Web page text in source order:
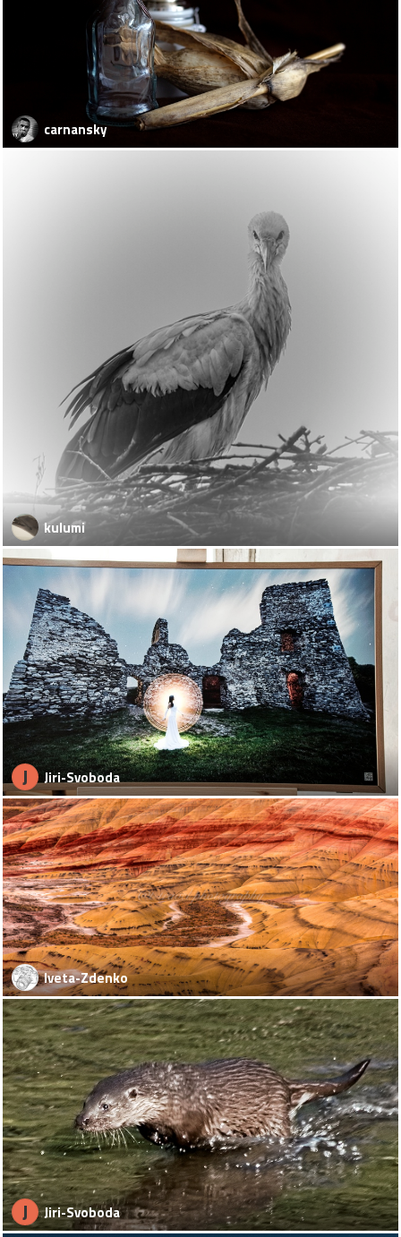
carnansky
kulumi
J Jiri-Svoboda
Iveta-Zdenko
J Jiri-Svoboda